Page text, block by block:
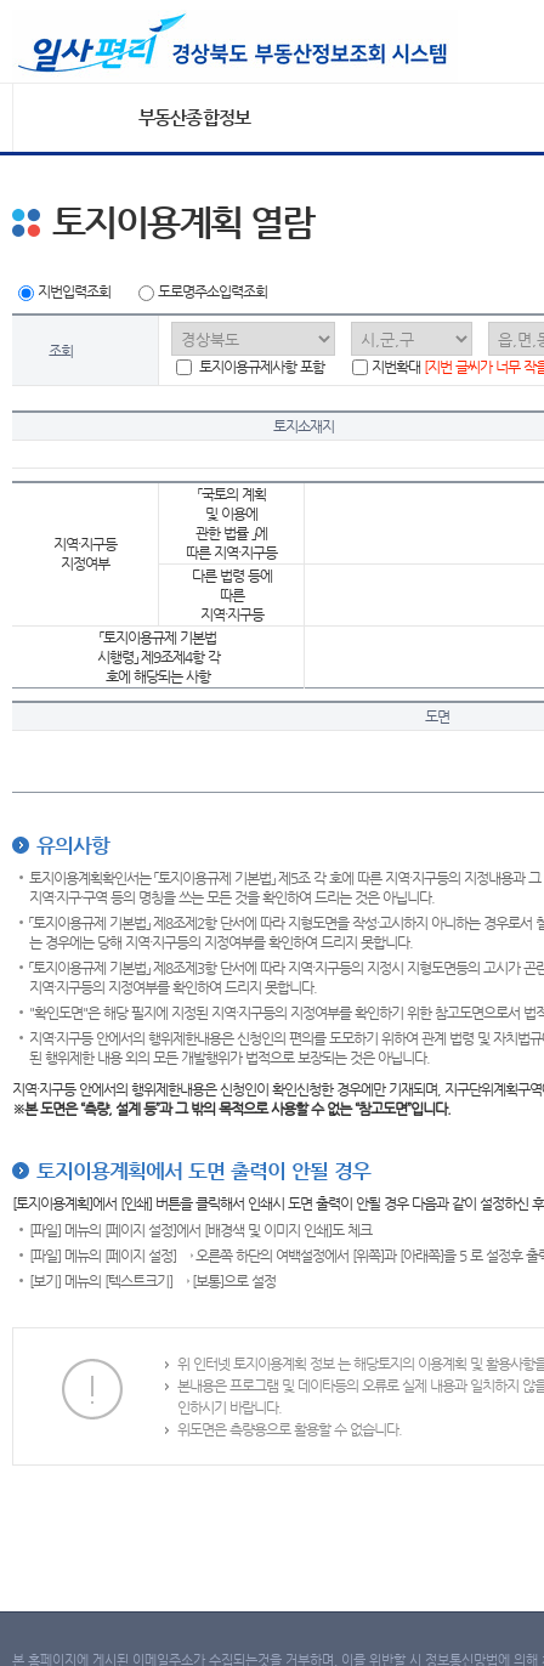
부동산종합정보
토지이용계획 열람
지번입력조회 도로명주소입력조회
조회
토지이용규제사항 포함
지번확대 [지번 글씨가 너무 작
토지소재지
지역·지구등
지정여부
「국토의 계획
및 이용에
관한 법률 」에
따른 지역·지구등
다른 법령 등에
따른
지역·지구등
「토지이용규제 기본법
시행령」 제9조제4항 각
호에 해당되는 사항
도면
유의사항
토지이용계획확인서는 「토지이용규제 기본법」 제5조 각 호에 따른 지역·지구등의 지정내용
지역·지구·구역 등의 명칭을 쓰는 모든 것을 확인하여 드리는 것은 아닙니다.
「토지이용규제 기본법」 제8조제2항 단서에 따라 지형도면을 작성·고시하지 아니하는 경우로
는 경우에는 당해 지역·지구등의 지정여부를 확인하여 드리지 못합니다.
「토지이용규제 기본법」 제8조제3항 단서에 따라 지역·지구등의 지정시 지형도면등의 고시가
지역·지구등의 지정여부를 확인하여 드리지 못합니다.
"확인도면"은 해당 필지에 지정된 지역·지구등의 지정여부를 확인하기 위한 참고도면으로서
지역·지구등 안에서의 행위제한내용은 신청인의 편의를 도모하기 위하여 관계 법령 및 자치
된 행위제한 내용 외의 모든 개발행위가 법적으로 보장되는 것은 아닙니다.
지역·지구등 안에서의 행위제한내용은 신청인이 확인신청한 경우에만 기재되며, 지구단위계획
※본 도면은“측량, 설계 등”과 그 밖의 목적으로 사용할 수 없는 “참고도면”입니다.
토지이용계획에서 도면 출력이 안될 경우
[토지이용계획]에서 [인쇄] 버튼을 클릭해서 인쇄시 도면 출력이 안될 경우 다음과 같이 설정하신
[파일] 메뉴의 [페이지 설정]에서 [배경색 및 이미지 인쇄]도 체크
[파일] 메뉴의 [페이지 설정] → 오른쪽 하단의 여백설정에서 [위쪽]과 [아래쪽]을 5 로 설정후 출
[보기] 메뉴의 [텍스트크기] → [보통]으로 설정
위 인터넷 토지이용계획 정보 는 해당토지의 이용계획 및 활용사
본내용은 프로그램 및 데이타등의 오류로 실제 내용과 일치하지
인하시기 바랍니다.
위도면은 측량용으로 활용할 수 없습니다.
본 홈페이지에 게시된 이메일주소가 수집되는것을 거부하며, 이를 위반할 시 정보통신망법에 의